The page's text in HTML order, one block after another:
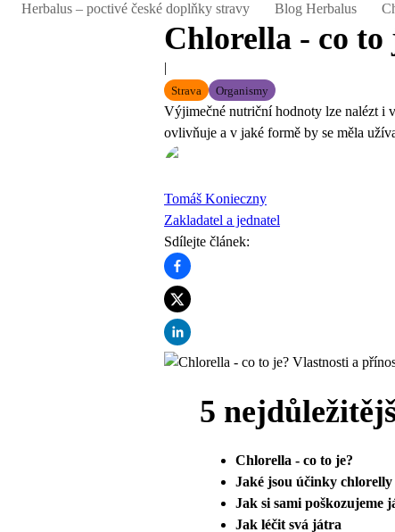
Herbalus – poctivé české doplňky stravy Blog Herbalus
Chlorella - co to
|
Strava Organismy
Výjimečné nutriční hodnoty lze nalézt i
ovlivňuje a v jaké formě by se měla
Tomáš Konieczny
Zakladatel a jednatel
Sdílejte článek:
5
Chlorella - co to je?
Jaké jsou účinky chlorelly
Jak si sami poškozujeme
Jak léčit svá játra